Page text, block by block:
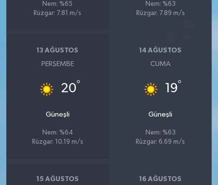
Nem: %65
Rüzgar: 7.81 m/s
Nem: %63
Rüzgar: 7.89 m/s
13 AĞUSTOS
PERŞEMBE
20°
Güneşli
Nem: %64
Rüzgar: 10.19 m/s
14 AĞUSTOS
CUMA
19°
Güneşli
Nem: %63
Rüzgar: 6.69 m/s
15 AĞUSTOS 16 AĞUSTOS